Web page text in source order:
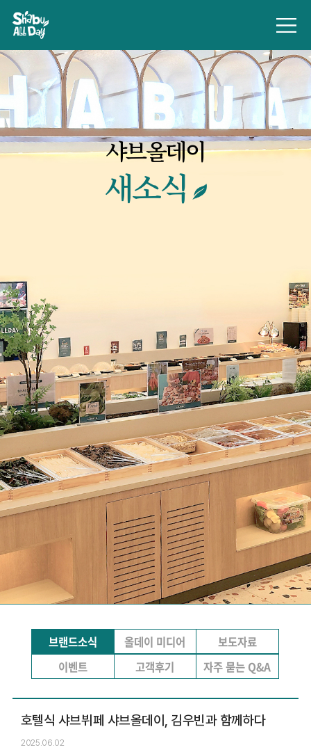
샤브올데이
새소식
브랜드소식 올데이 미디어
보도자료
이벤트
고객후기 자주 묻는 Q&A
호텔식 샤브뷔페 샤브올데이, 김우빈과 함께하다
2025.06.02